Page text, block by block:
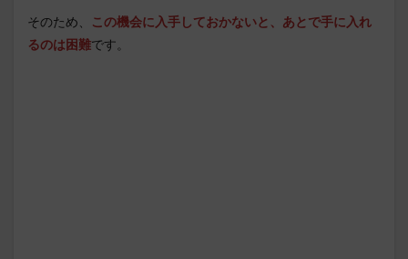
そのため、
この機会に入手しておかないと、あとで手に入れ
るのは困難です。